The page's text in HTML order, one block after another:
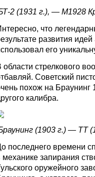
2 (1931 г.), — М1928
что
развития
его
области стрелкового
Советский
похож на Браунинг
калибра.
(1903 г.) — ТТ
последнего времени
механике запирания
оружейного